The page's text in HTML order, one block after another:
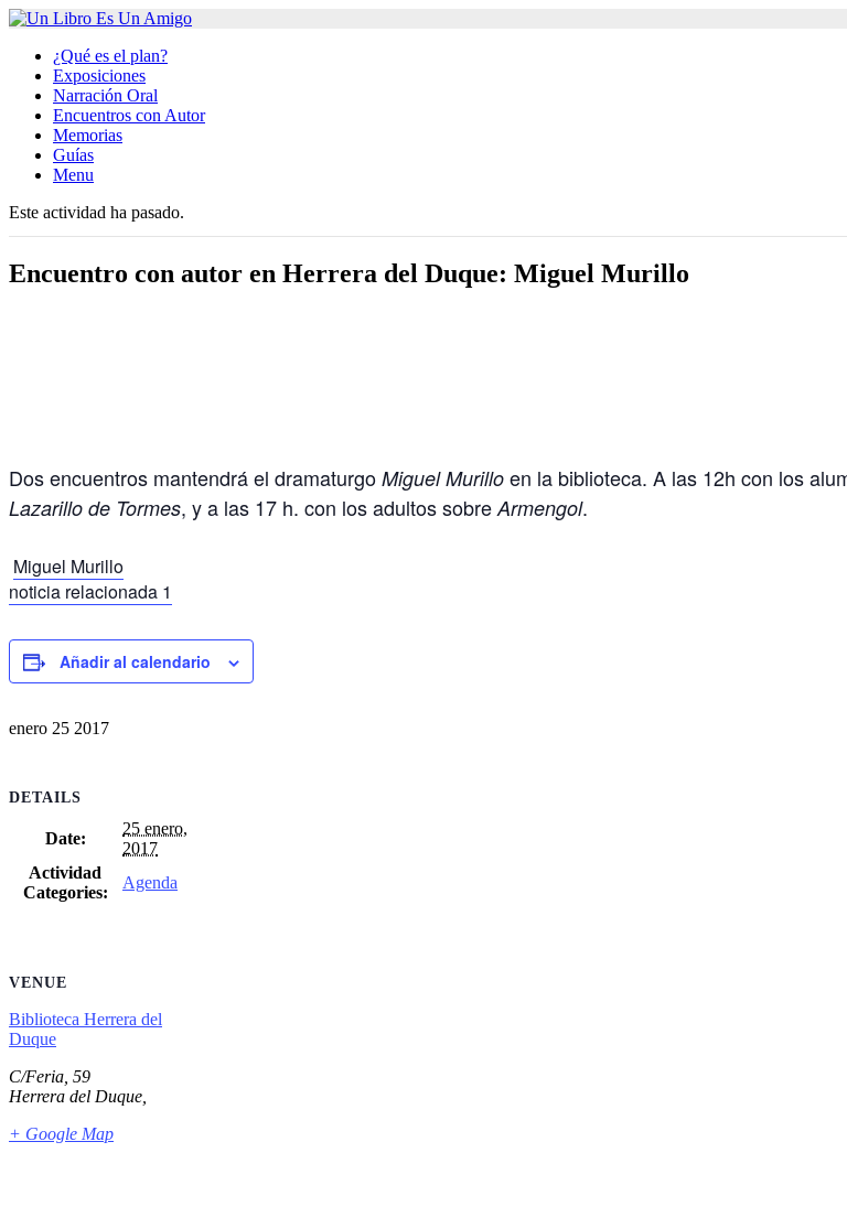
¿Qué es el plan?
Exposiciones
Narración Oral
Encuentros con Autor
Memorias
Guías
Menu
Este actividad ha pasado.
Encuentro con autor en Herrera del Duque: Miguel Murillo
Dos encuentros mantendrá el dramaturgo Miguel Murillo en la biblioteca. A las 12h con los
Lazarillo de Tormes, y a las 17 h. con los adultos sobre Armengol.
Miguel Murillo
noticia relacionada 1
Añadir al calendario
enero 25 2017
DETAILS
Date:
25 enero,
2017
Actividad
Categories:
Agenda
VENUE
Biblioteca Herrera del
Duque
C/Feria, 59
Herrera del Duque
+ Google Map